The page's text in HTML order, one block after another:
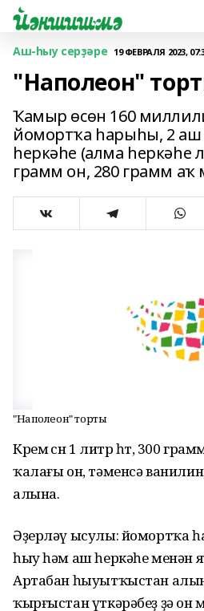
Аш-һыу серҙәре 19 ФЕВРАЛЯ 2023,
"Наполеон"
Ҡамыр өсөн 160
йомортҡа һарыһы, 2 аш
һеркәһе (алма һеркәһе
грамм он, 280 грамм аҡ
"Наполеон" торты
Крем өсөн 1 литр һөт, 300
ҡалағы он, тәменсә
алына.
Әҙерләү ысулы: йомортҡа
һыу һәм аш һеркәһе менән
Артабан һыуытҡыстан
ҡырғыстан үткәрәбеҙ ҙә он